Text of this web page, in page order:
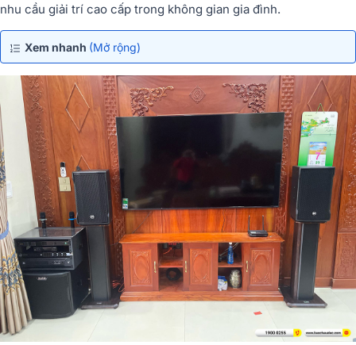
nhu cầu giải trí cao cấp trong không gian gia đình.
Xem nhanh (Mở rộng)